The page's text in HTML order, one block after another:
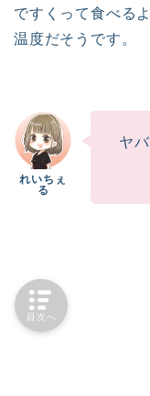
ですくって食べる
温度だそうです。
ヤ
目次へ